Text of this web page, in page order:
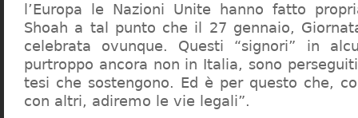
l’Europa le Nazioni Unite hanno fatto
Shoah a tal punto che il 27 gennaio,
celebrata ovunque. Questi “signori” in
purtroppo ancora non in Italia, sono
tesi che sostengono. Ed è per questo che,
con altri, adiremo le vie legali”.